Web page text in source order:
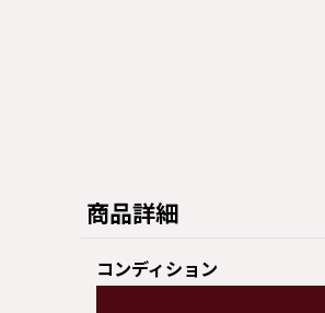
商品詳細
コンディション